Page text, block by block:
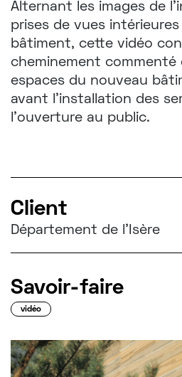
Alternant les images de
prises de vues
bâtiment, cette vidéo
cheminement commenté
espaces du nouveau
avant l'installation des
l'ouverture au public.
Client
Département de l'Isère
Savoir-faire
vidéo